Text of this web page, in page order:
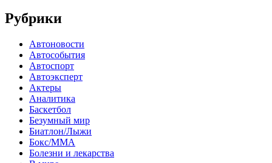
Рубрики
Автоновости
Автособытия
Автоспорт
Автоэксперт
Актеры
Аналитика
Баскетбол
Безумный мир
Биатлон/Лыжи
Бокс/MMA
Болезни и лекарства